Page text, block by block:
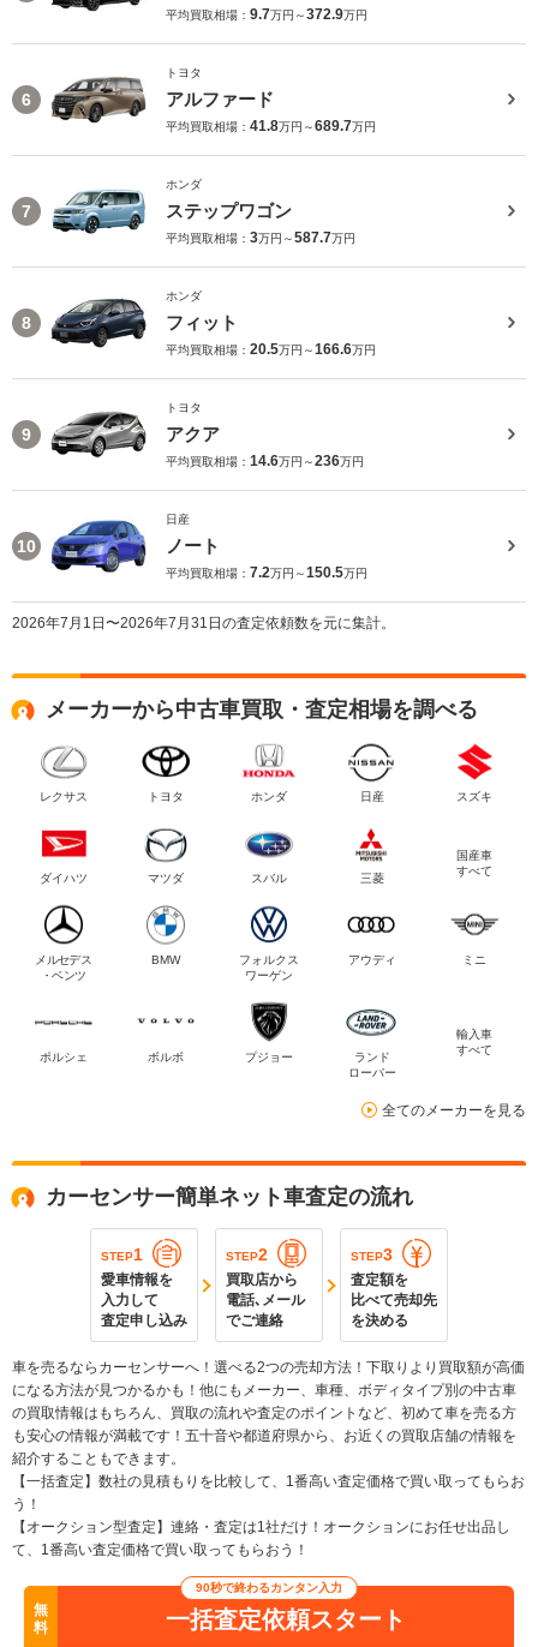
平均買取相場： 9.7万円～372.9万円
6
トヨタ
アルファード
平均買取相場： 41.8万円～689.7万円
7
ホンダ
ステップワゴン
平均買取相場： 3万円～587.7万円
8
ホンダ
フィット
平均買取相場： 20.5万円～166.6万円
9
トヨタ
アクア
平均買取相場： 14.6万円～236万円
10
日産
ノート
平均買取相場： 7.2万円～150.5万円
2026年7月1日〜2026年7月31日の査定依頼数を元に集計。
メーカーから中古車買取・査定相場を調べる
レクサス トヨタ ホンダ 日産 スズキ
ダイハツ マツダ スバル 三菱
国産車
すべて
メルセデス
・ベンツ
BMW
フォルクス
ワーゲン
アウディ ミニ
ポルシェ ボルボ プジョー
ランド
ローバー
輸入車
すべて
全てのメーカーを見る
カーセンサー簡単ネット車査定の流れ
STEP1
愛車情報を
入力して
査定申し込み
STEP2
買取店から
電話､メール
でご連絡
STEP3
査定額を
比べて売却先
を決める
車を売るならカーセンサーへ！選べる2つの売却方法！下取りより買取額が高価
になる方法が見つかるかも！他にもメーカー、車種、ボディタイプ別の中古車
の買取情報はもちろん、買取の流れや査定のポイントなど、初めて車を売る方
も安心の情報が満載です！五十音や都道府県から、お近くの買取店舗の情報を
紹介することもできます。
【一括査定】数社の見積もりを比較して、1番高い査定価格で買い取ってもらお
う！
【オークション型査定】連絡・査定は1社だけ！オークションにお任せ出品し
て、1番高い査定価格で買い取ってもらおう！
無
料
90秒で終わるカンタン入力
一括査定依頼スタート